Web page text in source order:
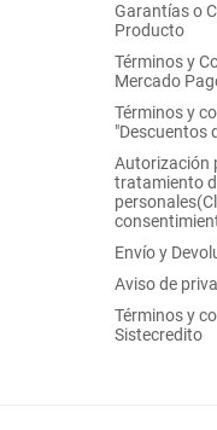
Garantías o
Producto
Términos y
Mercado
Términos y
"Descuentos
Autorización
tratamiento
Envío y
Aviso de
Términos y
Sistecredito